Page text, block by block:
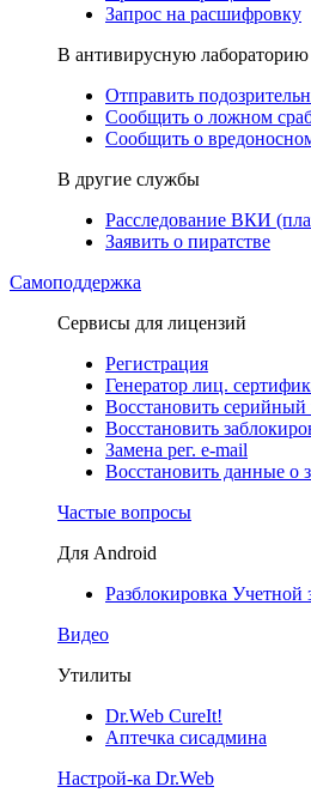
Запрос на расшифровку
В антивирусную лабораторию
Отправить
Сообщить о ложном
Сообщить о
В другие службы
Расследование ВКИ
Заявить о пиратстве
Самоподдержка
Сервисы для лицензий
Регистрация
Генератор лиц.
Восстановить
Восстановить
Замена рег. e-mail
Восстановить данные о
Частые вопросы
Для Android
Разблокировка Учетной
Видео
Утилиты
Dr.Web CureIt!
Аптечка сисадмина
Настрой-ка Dr.Web